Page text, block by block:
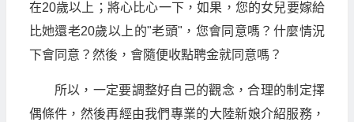
在20歲以上；將心比心一下，如果，您的女兒要嫁給
比她還老20歲以上的"老頭"，您會同意嗎？什麼情況
下會同意？然後，會隨便收點聘金就同意嗎？
所以，一定要調整好自己的觀念，合理的制定擇
偶條件，然後再經由我們專業的大陸新娘介紹服務，